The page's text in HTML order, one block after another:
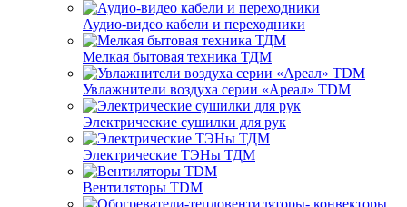
Аудио-видео кабели и переходники
Мелкая бытовая техника ТДМ
Увлажнители воздуха серии «Ареал» TDM
Электрические сушилки для рук
Электрические ТЭНы ТДМ
Вентиляторы TDM